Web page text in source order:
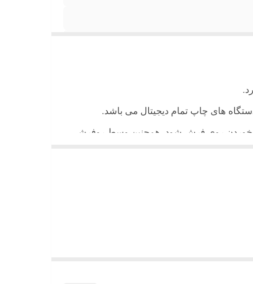
دستگاه های چاپ تمام دیجیتال می باشد.
خوردن روی فرش شود. همچنین وسط روفرشی
کننده میباشد)